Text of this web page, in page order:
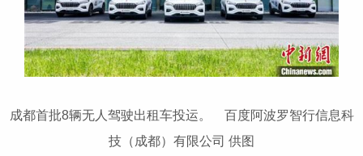
成都首批8辆无人驾驶出租车投运。 百度阿波罗智行信息科
技（成都）有限公司 供图